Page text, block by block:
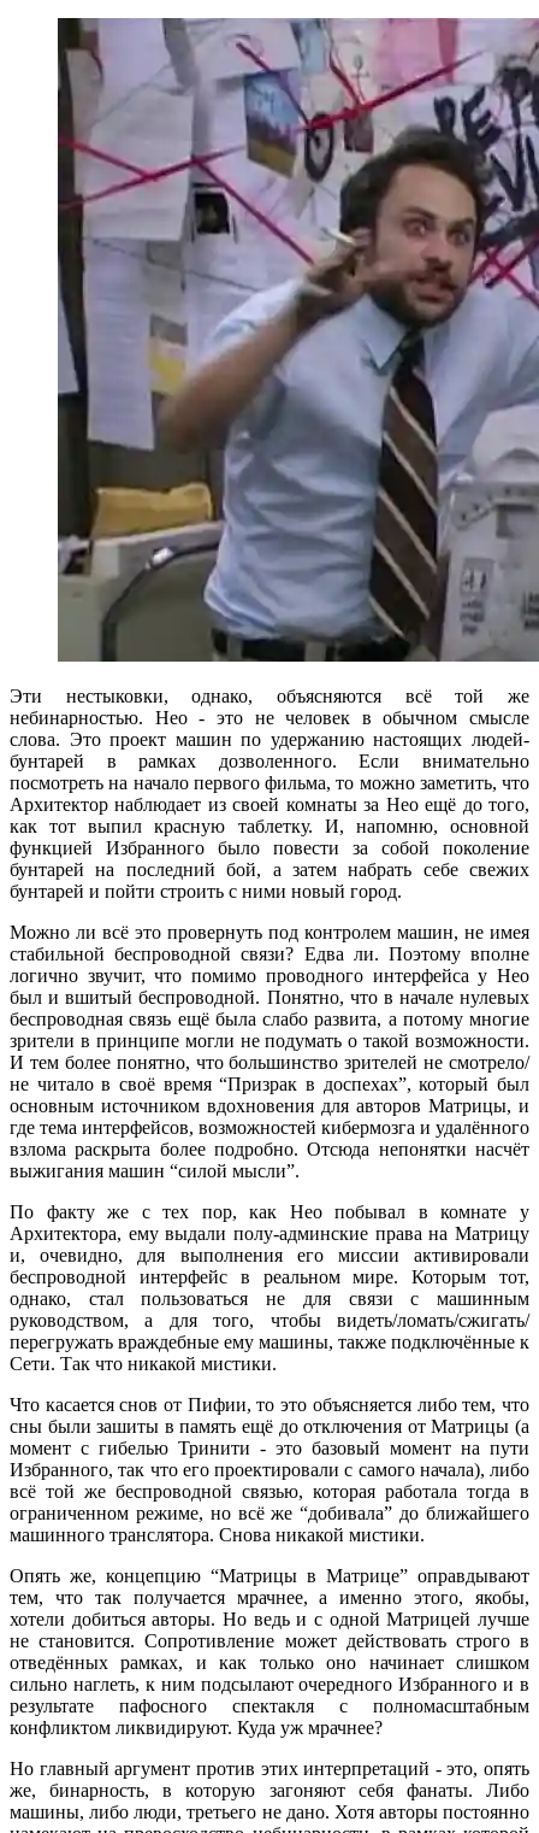
Эти нестыковки, однако, объясняются всё той же
небинарностью. Нео - это не человек в обычном смысле
слова. Это проект машин по удержанию настоящих людей-
бунтарей в рамках дозволенного. Если внимательно
посмотреть на начало первого фильма, то можно заметить, что
Архитектор наблюдает из своей комнаты за Нео ещё до того,
как тот выпил красную таблетку. И, напомню, основной
функцией Избранного было повести за собой поколение
бунтарей на последний бой, а затем набрать себе свежих
бунтарей и пойти строить с ними новый город.
Можно ли всё это провернуть под контролем машин, не имея
стабильной беспроводной связи? Едва ли. Поэтому вполне
логично звучит, что помимо проводного интерфейса у Нео
был и вшитый беспроводной. Понятно, что в начале нулевых
беспроводная связь ещё была слабо развита, а потому многие
зрители в принципе могли не подумать о такой возможности.
И тем более понятно, что большинство зрителей не смотрело/
не читало в своё время “Призрак в доспехах”, который был
основным источником вдохновения для авторов Матрицы, и
где тема интерфейсов, возможностей кибермозга и удалённого
взлома раскрыта более подробно. Отсюда непонятки насчёт
выжигания машин “силой мысли”.
По факту же с тех пор, как Нео побывал в комнате у
Архитектора, ему выдали полу-админские права на Матрицу
и, очевидно, для выполнения его миссии активировали
беспроводной интерфейс в реальном мире. Которым тот,
однако, стал пользоваться не для связи с машинным
руководством, а для того, чтобы видеть/ломать/сжигать/
перегружать враждебные ему машины, также подключённые к
Сети. Так что никакой мистики.
Что касается снов от Пифии, то это объясняется либо тем, что
сны были зашиты в память ещё до отключения от Матрицы (а
момент с гибелью Тринити - это базовый момент на пути
Избранного, так что его проектировали с самого начала), либо
всё той же беспроводной связью, которая работала тогда в
ограниченном режиме, но всё же “добивала” до ближайшего
машинного транслятора. Снова никакой мистики.
Опять же, концепцию “Матрицы в Матрице” оправдывают
тем, что так получается мрачнее, а именно этого, якобы,
хотели добиться авторы. Но ведь и с одной Матрицей лучше
не становится. Сопротивление может действовать строго в
отведённых рамках, и как только оно начинает слишком
сильно наглеть, к ним подсылают очередного Избранного и в
результате пафосного спектакля с полномасштабным
конфликтом ликвидируют. Куда уж мрачнее?
Но главный аргумент против этих интерпретаций - это, опять
же, бинарность, в которую загоняют себя фанаты. Либо
машины, либо люди, третьего не дано. Хотя авторы постоянно